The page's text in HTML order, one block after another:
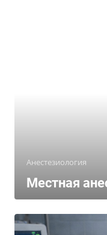
Анестезиология
Местная